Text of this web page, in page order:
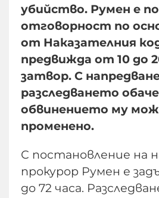
убийство. Румен е
отговорност по
от Наказателния
предвижда от 10 до
затвор. С
разследването обаче
обвинението му
променено.
С постановление на
прокурор Румен е
до 72 часа.